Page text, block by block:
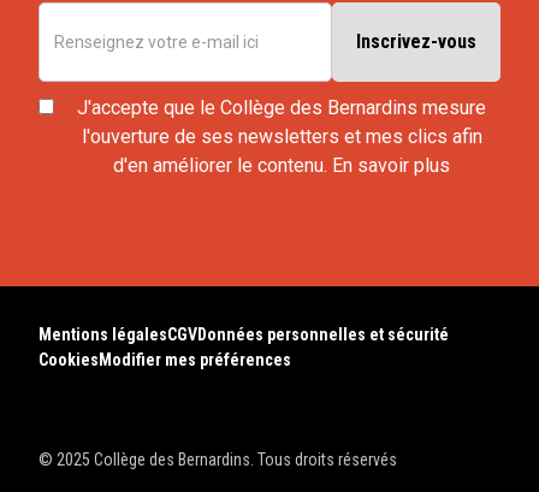
J'accepte que le Collège des Bernardins mesure
l'ouverture de ses newsletters et mes clics afin
d'en améliorer le contenu. En savoir plus
© 2025 Collège des Bernardins. Tous droits réservés
Mentions légalesCGVDonnées personnelles et sécurité
Cookies Modifier mes préférences